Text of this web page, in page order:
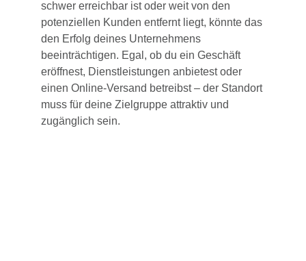
schwer erreichbar ist oder weit von den
potenziellen Kunden entfernt liegt, könnte das
den Erfolg deines Unternehmens
beeinträchtigen. Egal, ob du ein Geschäft
eröffnest, Dienstleistungen anbietest oder
einen Online-Versand betreibst – der Standort
muss für deine Zielgruppe attraktiv und
zugänglich sein.